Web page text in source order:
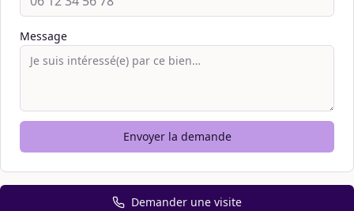
Message
Envoyer la demande
Demander une visite